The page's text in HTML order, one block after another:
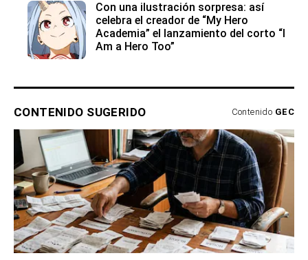
Con una ilustración sorpresa: así
celebra el creador de “My Hero
Academia” el lanzamiento del corto “I
Am a Hero Too”
CONTENIDO SUGERIDO Contenido GEC